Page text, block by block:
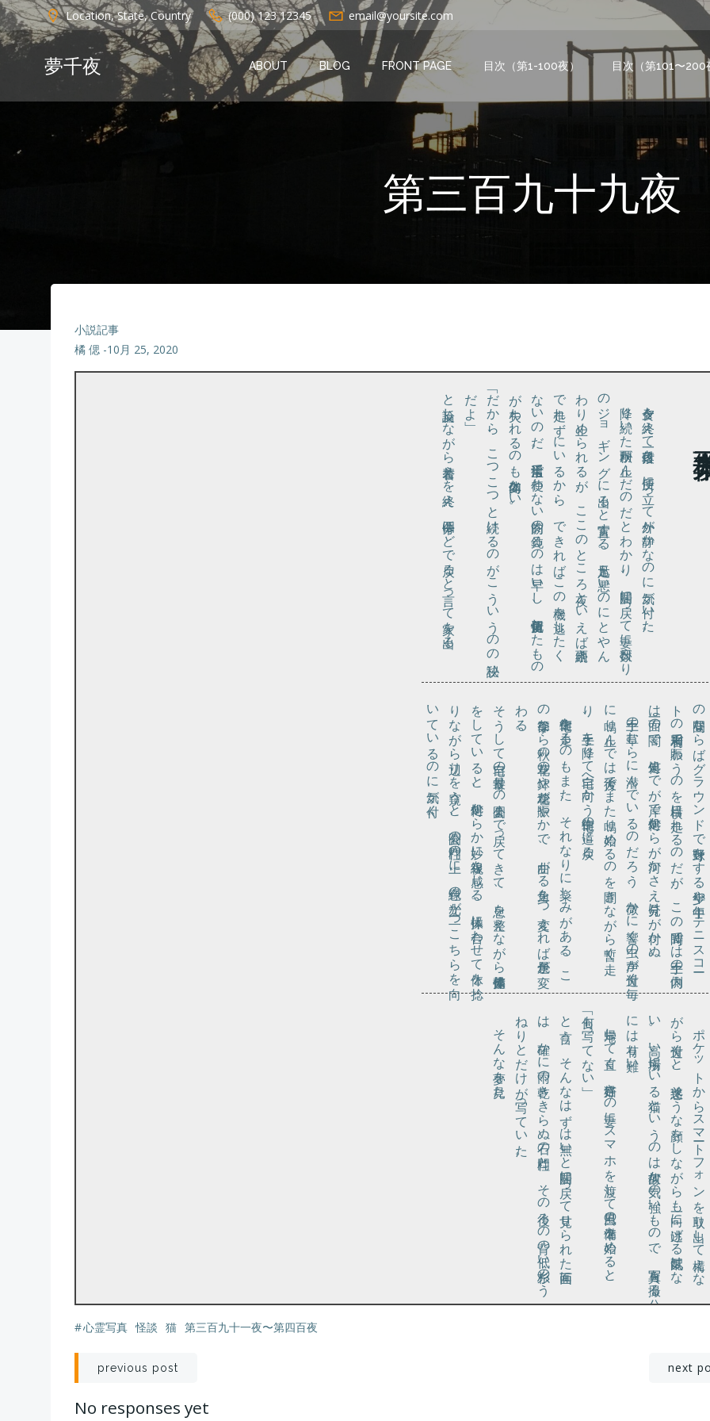
コ
ン
テ
へ
Location, State, Country (000) 123 12345 email@yoursite.com
夢千夜 ABOUT BLOG FRONT PAGE 目次（第1-100夜） 目次（第101〜200
第三百九十九夜
小説記事
橘 偲 -10月 25, 2020
夕食を終えて一段落付き、便所に立って外が静かなのに気が付いた。
降り続
い
た秋雨
が止
ん
だ
の
だ
と
わ
か
り
、居間
に戻
っ
て妻
に数日
ぶ
り
のジ
ョ
ギ
ン
グ
に出
る
と宣言
す
る
。足元
も悪
い
の
に
と
や
ん
わり止
め
ら
れ
る
が
、
こ
こ
の
と
こ
ろ夜
と
い
え
ば雨続
き
で走れ
ず
に
い
る
か
ら
、
で
き
れ
ば
こ
の機
を逃
し
た
く
ない
の
だ
。日常生活
で使
わ
な
い筋肉
の鈍
る
の
は早
い
し
、折角習慣化
し
た
も
の
が失わ
れ
る
の
も尚勿体
な
い
。
「だ
か
ら
、
こ
つ
こ
つ
と続
け
る
の
が
こ
う
い
う
の
の秘訣
だ
よ」
と反論しながら着替えを終え、四十分ほどで戻ると言って家を出る。
の昼間
ト
は一面
。
土手の草
む
ら
に潜
ん
で
い
る
の
だ
ろ
う
、微
か
に響
く虫
の声
が近付
く毎
に鳴り止
ん
で
は後方
で
ま
た鳴
り始
め
る
の
を聞
き
な
が
ら暫
く走
り、土手
を降
り
て自宅
へ向
か
う住宅街
の道
に戻
る
。
住宅街を走
る
の
も
ま
た
、
そ
れ
な
り
に楽
し
み
が
あ
る
。
こ
の季節な
ら秋
の草花
の鉢
や花壇
が賑
や
か
で
、曲
が
る角
を一
つ変
え
れ
ば景色
が変
わる
。
そ
う
し
て自宅
の最寄
り
の公園
ま
で戻
っ
て
き
て
、息
を整
え
な
が
ら整備体操
を
し
て
い
る
と
、何処
か
ら
か妙
に視線
を感
じ
る
。体操
に合
わ
せ
て体
を捻
り
な
が
ら辺
り
を窺
う
と
、公園
の門柱
の上
に
、緑色
の光
が二
つ
こ
ち
ら
を向
い
て
い
る
の
に気
が付
く
。
ポ
ケ
ッ
ト
か
ら
ス
マー
ト
フ
ォ
ン
を取
り出
し
て構
え
な
がら近付
く
と
、迷惑
そ
う
な顔
を
し
な
が
ら
も一向
に逃
げ
る気配
は
な
い。高
い場所
に
い
る猫
と
い
う
の
は何故
か気
の強
い
も
の
で
、写真
を撮
る分
には有
り難
い
。
帰宅して直ぐ、猫好きの妻にスマホを渡して風呂の準備を始めると、
「何も写ってない」
と言
う
。
そ
ん
な
は
ず
は無
い
と居間
に戻
っ
て見
せ
ら
れ
た画面
に
は
、確
か
に雨
の乾
き
き
ら
ぬ石
の門柱
と
、
そ
の後
ろ
の背
の低
い糸杉
の
う
ね
り
と
だ
け
が写
っ
て
い
た
。
そんな夢を見た。
#心霊写真 怪談 猫 第三百九十一夜〜第四百夜
投
稿
previous post next
No responses yet